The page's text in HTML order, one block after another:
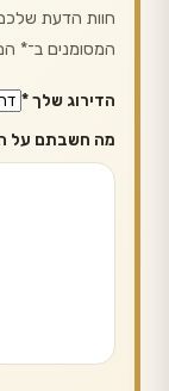
חוות הדעת
המסומנים ב־*
הדירוג שלך*
מה חשבתם על